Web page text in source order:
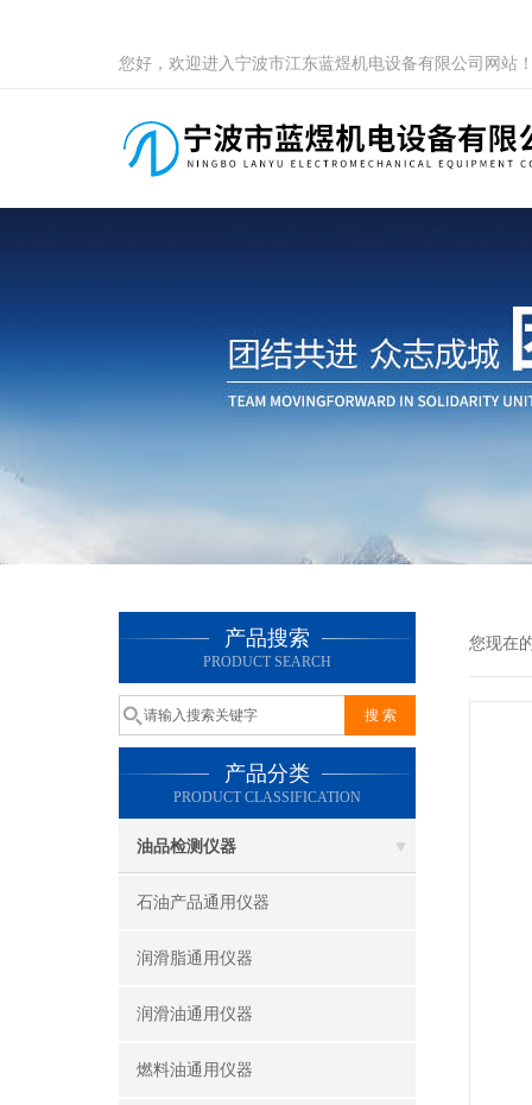
您好，欢迎进入宁波市江东蓝煜机电设备有限公司网站
产品搜索
PRODUCT SEARCH
产品分类
PRODUCT CLASSIFICATION
油品检测仪器
石油产品通用仪器
润滑脂通用仪器
润滑油通用仪器
燃料油通用仪器
您现在